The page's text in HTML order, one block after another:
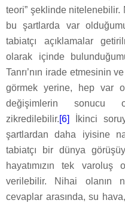
teori” şeklinde
bu şartlarda var
tabiatçı açıklamalar
olarak içinde
Tanrı’nın irade etmesinin
görmek yerine, hep var
değişimlerin sonucu
zikredilebilir.[6]
İkinci
şartlardan daha iyisine
tabiatçı bir dünya
hayatımızın tek
verilebilir. Nihai olanın
cevaplar arasında, su